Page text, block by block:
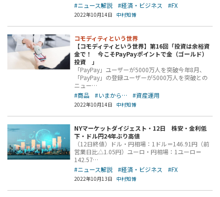
#ニュース解説
#経済・ビジネス #FX
2022年10月14日 中村知博
コモディティという世界
【コモディティという世界】第16回「投資は余裕資
金で！ 今こそPayPayポイントで金（ゴールド）
投資 」
「PayPay」ユーザーが5000万人を突破今年8月、
「PayPay」の登録ユーザーが5000万人を突破との
ニュー…
#商品
#いまから… #資産運用
2022年10月14日 中村知博
NYマーケットダイジェスト・12日 株安・金利低
下・ドル円24年ぶり高値
（12日終値）ドル・円相場：1ドル＝146.91円（前
営業日比△1.05円）ユーロ・円相場：1ユーロ＝
142.57…
#ニュース解説
#経済・ビジネス #FX
2022年10月13日 中村知博